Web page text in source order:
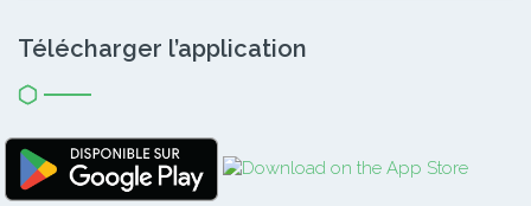
Télécharger l’application